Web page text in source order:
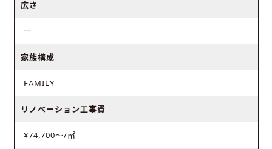
広さ
ー
家族構成
FAMILY
リノベーション工事費
¥74,700〜/㎡